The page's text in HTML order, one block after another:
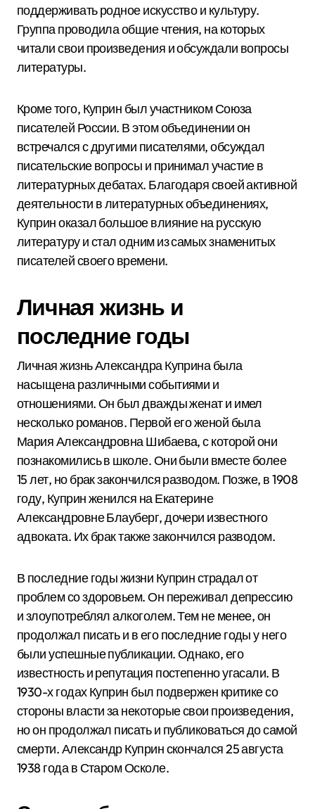
поддерживать родное искусство и культуру.
Группа проводила общие чтения, на которых
читали свои произведения и обсуждали вопросы
литературы.
Кроме того, Куприн был участником Союза
писателей России. В этом объединении он
встречался с другими писателями, обсуждал
писательские вопросы и принимал участие в
литературных дебатах. Благодаря своей активной
деятельности в литературных объединениях,
Куприн оказал большое влияние на русскую
литературу и стал одним из самых знаменитых
писателей своего времени.
Личная жизнь и
последние годы
Личная жизнь Александра Куприна была
насыщена различными событиями и
отношениями. Он был дважды женат и имел
несколько романов. Первой его женой была
Мария Александровна Шибаева, с которой они
познакомились в школе. Они были вместе более
15 лет, но брак закончился разводом. Позже, в 1908
году, Куприн женился на Екатерине
Александровне Блауберг, дочери известного
адвоката. Их брак также закончился разводом.
В последние годы жизни Куприн страдал от
проблем со здоровьем. Он переживал депрессию
и злоупотреблял алкоголем. Тем не менее, он
продолжал писать и в его последние годы у него
были успешные публикации. Однако, его
известность и репутация постепенно угасали. В
1930-х годах Куприн был подвержен критике со
стороны власти за некоторые свои произведения,
но он продолжал писать и публиковаться до самой
смерти. Александр Куприн скончался 25 августа
1938 года в Старом Осколе.